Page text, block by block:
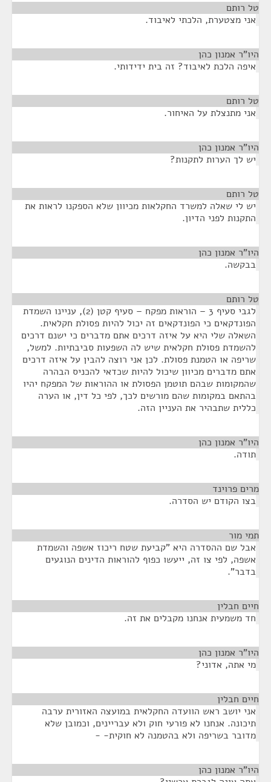
רותם¶
מצטערת, הלכתי לאיבוד.
אמנון כהן
הלכת לאיבוד? זה בית ידידותי.
רותם¶
מתנצלת על האיחור.
אמנון כהן
לך הערות לתקנות?
רותם¶
לי שאלה למשרד החקלאות מכיוון שלא הספקנו לראות את
לפני הדיון.
אמנון כהן
רותם¶
לגבי סעיף 3 – הוראות מפקח – סעיף קטן (2), עניינו השמדת
כי הפונדקאים זה יכול להיות פסולת חקלאית.
שלי היא על איזה דרכים אתם מדברים כי ישנם דרכים
פסולת חקלאית שיש לה השפעות סביבתיות. למשל,
או הטמנת פסולת. לכן אני רוצה להבין על איזה דרכים
מדברים מכיוון שיכול להיות שכדאי להכניס הבהרה
שבהם תוטמן הפסולת או ההוראות של המפקח יהיו
במקומות שהם מורשים לכך, לפי כל דין, או הערה
שתבהיר את העניין הזה.
אמנון כהן
פרוינד¶
הקודם יש הסדרה.
מור ¶
שם ההסדרה היא "קביעת שטח ריכוז אשפה והשמדת
לפי צו זה, ייעשו כפוף להוראות הדינים הנוגעים
חבלין¶
משמעית אנחנו מקבלים את זה.
אמנון כהן
אתה, אדוני?
חבלין¶
יושב ראש הוועדה החקלאית במועצה האזורית ערבה
אנחנו לא פורעי חוק ולא עבריינים, וכמובן שלא
בשריפה ולא בהטמנה לא חוקית- -
אמנון כהן